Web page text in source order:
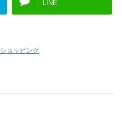
LINE
ショッピング